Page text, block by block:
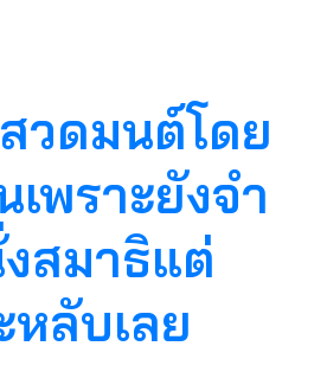
สวดมนต์โดย
เพราะยังจำ
สมาธิแต่
หลับเลย